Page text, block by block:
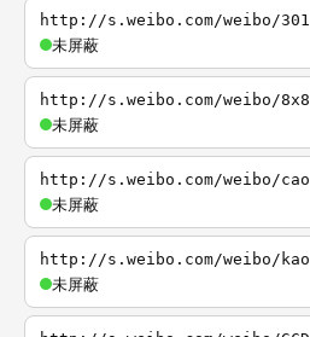
http://s.weibo.com/weibo/301
未屏蔽
http://s.weibo.com/weibo/8x8
未屏蔽
http://s.weibo.com/weibo/cao
未屏蔽
http://s.weibo.com/weibo/kao
未屏蔽